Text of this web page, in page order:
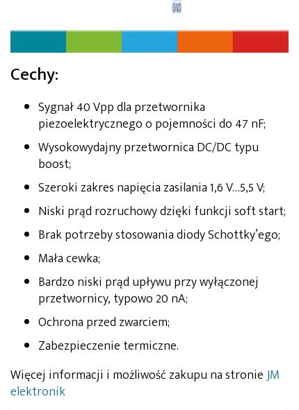
Cechy:
Sygnał 40 Vpp dla przetwornika
piezoelektrycznego o pojemności do 47 nF;
Wysokowydajny przetwornica DC/DC typu
boost;
Szeroki zakres napięcia zasilania 1,6 V…5,5 V;
Niski prąd rozruchowy dzięki funkcji soft start;
Brak potrzeby stosowania diody Schottky’ego;
Mała cewka;
Bardzo niski prąd upływu przy wyłączonej
przetwornicy, typowo 20 nA;
Ochrona przed zwarciem;
Zabezpieczenie termiczne.
Więcej informacji i możliwość zakupu na stronieJM
elektronik